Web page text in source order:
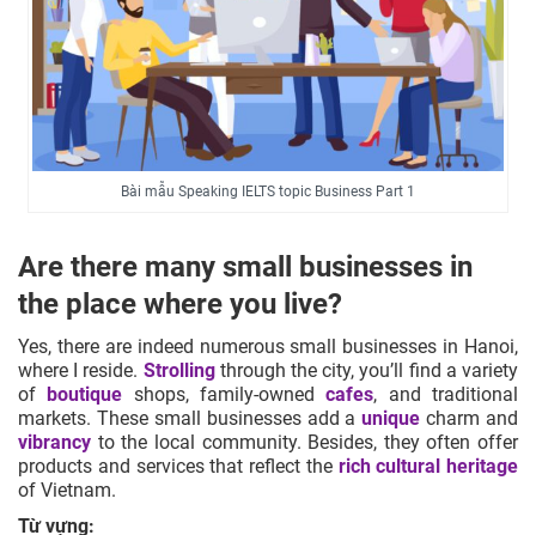
Bài mẫu Speaking IELTS topic Business Part 1
Are there many small businesses in
the place where you live?
Yes, there are indeed numerous small businesses in Hanoi,
where I reside. Strollingthrough the city, you’ll find a variety
of
boutique shops, family-ownedcafes, and traditional
markets. These small businesses add aunique charm and
vibrancy to the local community. Besides, they often offer
products and services that reflect the rich cultural heritage
of Vietnam.
Từ vựng: